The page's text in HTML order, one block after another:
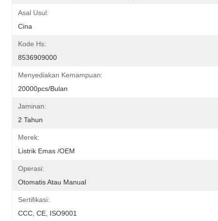
Asal Usul:
Cina
Kode Hs:
8536909000
Menyediakan Kemampuan:
20000pcs/bulan
Jaminan:
2 Tahun
Merek:
Listrik Emas /OEM
Operasi:
Otomatis Atau Manual
Sertifikasi:
CCC, CE, ISO9001